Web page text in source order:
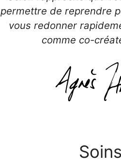
permettre de reprendre
vous redonner
comme co-